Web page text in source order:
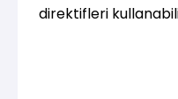
direktifleri
tuşu bırakma gibi
kullanılır. İşte bu